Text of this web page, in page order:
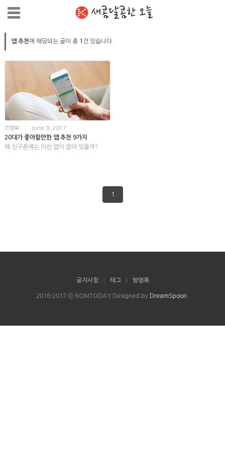
새콤달콤한 오늘
앱 추천에 해당되는 글이 총 1 건 있습니다.
IT정보 June 9, 2017
20대가 좋아할만한 앱 추천 9가지
왜 친구폰에는 이런 앱이 깔려 있을까?
1
공지사항 태그 방명록
2016-2017 ⓒ KOMTODAY Designed by DreamSpoon